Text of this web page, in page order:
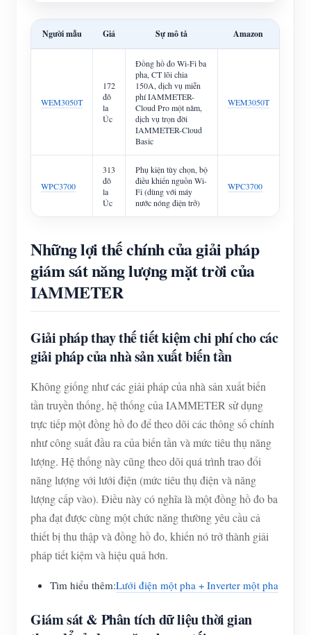
Người mẫu Giá Sự mô tả Amazon
WEM3050T
172
đô
la
Úc
Đồng hồ đo Wi-Fi ba
pha, CT lõi chia
150A, dịch vụ miễn
phí IAMMETER-
Cloud Pro một năm,
dịch vụ trọn đời
IAMMETER-Cloud
Basic
WEM3050T
WPC3700
313
đô
la
Úc
Phụ kiện tùy chọn, bộ
điều khiển nguồn Wi-
Fi (dùng với máy
nước nóng điện trở)
WPC3700
Những lợi thế chính của giải pháp
giám sát năng lượng mặt trời của
IAMMETER
Giải pháp thay thế tiết kiệm chi phí cho các
giải pháp của nhà sản xuất biến tần
Không giống như các giải pháp của nhà sản xuất biến
tần truyền thống, hệ thống của IAMMETER sử dụng
trực tiếp một đồng hồ đo để theo dõi các thông số chính
như công suất đầu ra của biến tần và mức tiêu thụ năng
lượng. Hệ thống này cũng theo dõi quá trình trao đổi
năng lượng với lưới điện (mức tiêu thụ điện và năng
lượng cấp vào). Điều này có nghĩa là một đồng hồ đo ba
pha đạt được cùng một chức năng thường yêu cầu cả
thiết bị thu thập và đồng hồ đo, khiến nó trở thành giải
pháp tiết kiệm và hiệu quả hơn.
Tìm hiểu thêm:Lưới điện một pha + Inverter một pha
Giám sát & Phân tích dữ liệu thời gian